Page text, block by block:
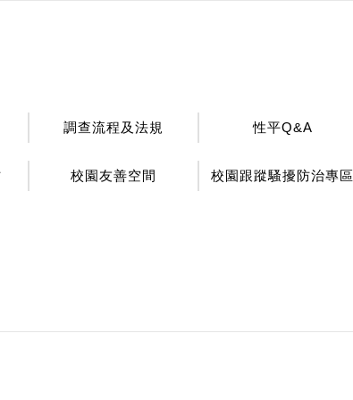
調查流程及法規 性平Q&A
校園友善空間 校園跟蹤騷擾防治專區